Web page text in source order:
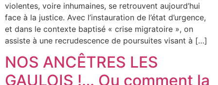
violentes, voire inhumaines, se retrouvent aujourd’hui
face à la justice. Avec l’instauration de l’état d’urgence,
et dans le contexte baptisé « crise migratoire », on
assiste à une recrudescence de poursuites visant à […]
NOS ANCÊTRES LES
GAULOIS !… Ou comment la